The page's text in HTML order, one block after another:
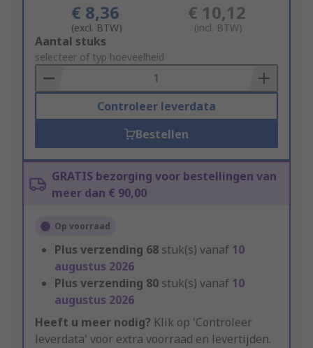
€ 8,36
(excl. BTW)
€ 10,12
(incl. BTW)
Add
to
Basket
Aantal stuks
selecteer of typ hoeveelheid
Controleer leverdata
Bestellen
GRATIS bezorging voor bestellingen van
meer dan € 90,00
Op voorraad
Plus verzending 68 stuk(s) vanaf 10
augustus 2026
Plus verzending 80 stuk(s) vanaf 10
augustus 2026
Heeft u meer nodig? Klik op 'Controleer
leverdata' voor extra voorraad en levertijden.